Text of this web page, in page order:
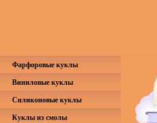
Фарфоровые куклы
Виниловые куклы
Силиконовые куклы
Куклы из смолы